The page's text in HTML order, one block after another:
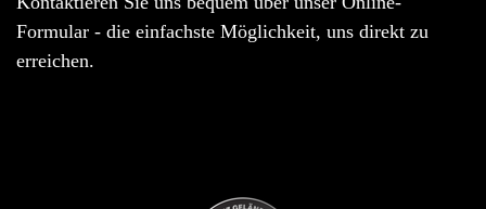
Formular - die einfachste Möglichkeit, uns direkt zu
erreichen.